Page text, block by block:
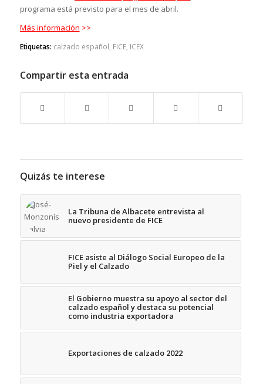
programa está previsto para el mes de abril.
Más información >>
Etiquetas: calzado español, FICE, ICEX
Compartir esta entrada
Quizás te interese
La Tribuna de Albacete entrevista al
nuevo presidente de FICE
FICE asiste al Diálogo Social Europeo de la
Piel y el Calzado
El Gobierno muestra su apoyo al sector del
calzado español y destaca su potencial
como industria exportadora
Exportaciones de calzado 2022